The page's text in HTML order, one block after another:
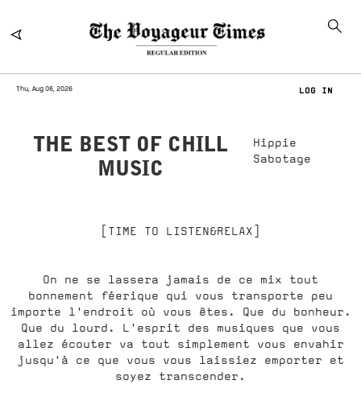
Thu, Aug 06, 2026 LOG IN
THE BEST OF CHILL
MUSIC
Hippie
Sabotage
[TIME TO LISTEN&RELAX]
On ne se lassera jamais de ce mix tout
bonnement féerique qui vous transporte peu
importe l'endroit où vous êtes. Que du bonheur.
Que du lourd. L'esprit des musiques que vous
allez écouter va tout simplement vous envahir
jusqu'à ce que vous vous laissiez emporter et
soyez transcender.